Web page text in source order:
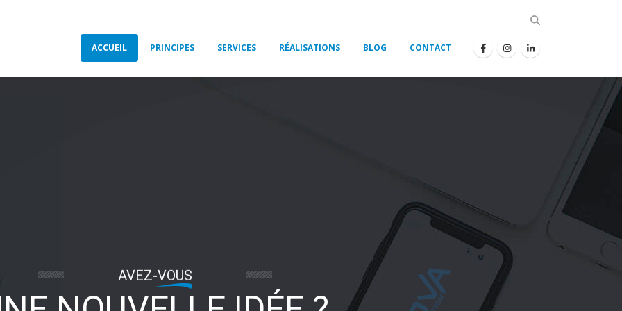
ACCUEIL PRINCIPES SERVICES RÉALISATIONS BLOG CONTACT
AVEZ-VOUS